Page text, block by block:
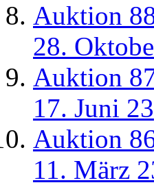
Auktion
28.
Auktion
17. Juni 23
Auktion
11. März